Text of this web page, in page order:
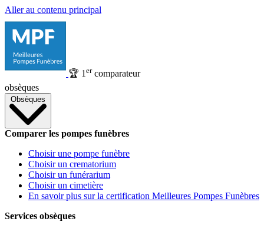
Aller au contenu principal
🏆 1 ercomparateur
obsèques
Obsèques
Comparer les pompes funèbres
Choisir une pompe funèbre
Choisir un crematorium
Choisir un funérarium
Choisir un cimetière
En savoir plus sur la certification Meilleures Pompes Funèbres
Services obsèques